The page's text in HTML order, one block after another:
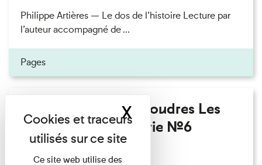
Philippe Artières — Le dos de l’histoire Lecture par
l’auteur accompagné de ...
Pages
Fanny Taillandier - Foudres Les
Invités de l’Imprimerie n°6
Lecture
Ce site web utilise des
XMasquer le